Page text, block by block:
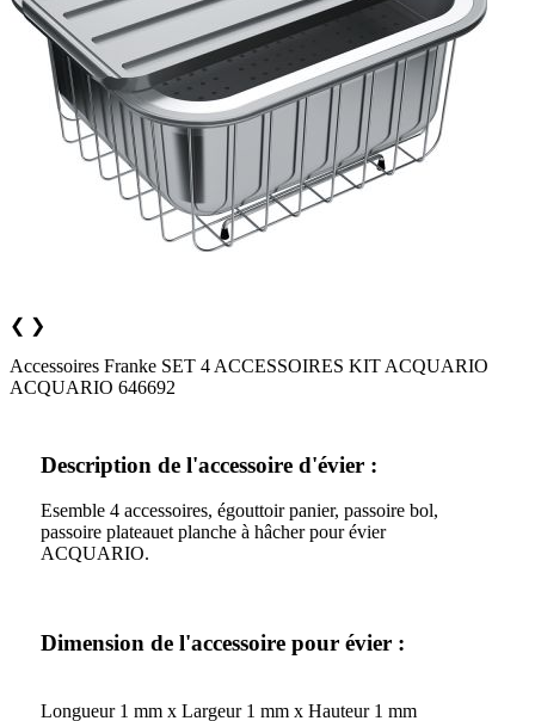
❮ ❯
Accessoires Franke SET 4 ACCESSOIRES KIT ACQUARIO
ACQUARIO 646692
Description de l'accessoire d'évier :
Esemble 4 accessoires, égouttoir panier, passoire bol,
passoire plateauet planche à hâcher pour évier
ACQUARIO.
Dimension de l'accessoire pour évier :
Longueur 1 mm x Largeur 1 mm x Hauteur 1 mm